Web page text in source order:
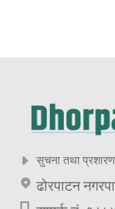
सुचना तथा
ढोरपाटन